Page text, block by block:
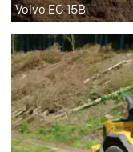
Volvo EC 15B